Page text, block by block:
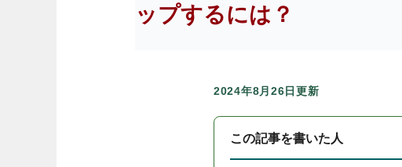
ップするには？
2024年8月26日更新
この記事を書いた人